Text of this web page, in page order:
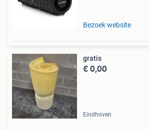
Bezoek website
gratis
€ 0,00
Eindhoven